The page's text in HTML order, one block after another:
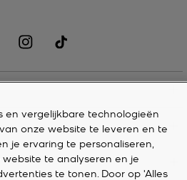
en vergelijkbare technologieën
onze website te leveren en te
je ervaring te personaliseren,
te analyseren en je
te tonen. Door op 'Alles